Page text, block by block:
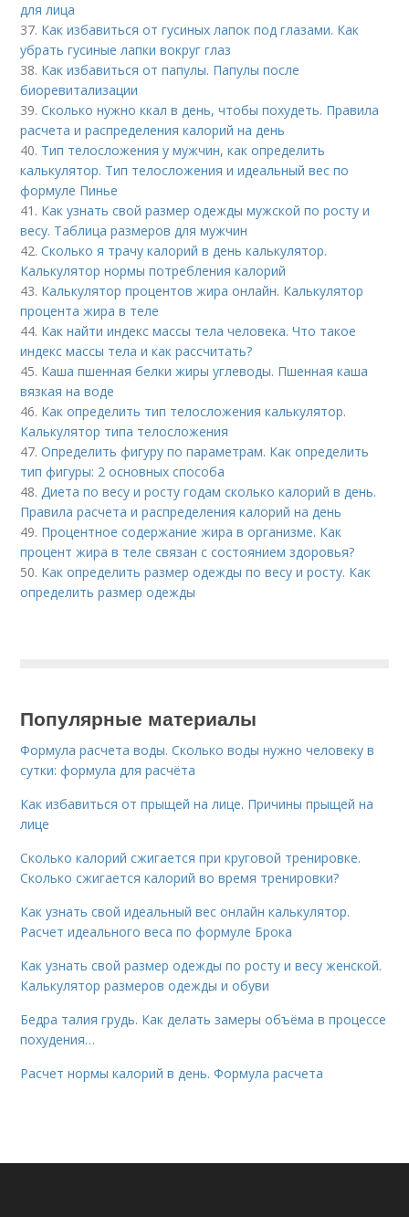
для лица
37. Как избавиться от гусиных лапок под глазами. Как
убрать гусиные лапки вокруг глаз
38. Как избавиться от папулы. Папулы после
биоревитализации
39.Сколько нужно ккал в день, чтобы похудеть. Правила
расчета и распределения калорий на день
40. Тип телосложения у мужчин, как определить
калькулятор. Тип телосложения и идеальный вес по
формуле Пинье
41. Как узнать свой размер одежды мужской по росту и
весу. Таблица размеров для мужчин
42.Сколько я трачу калорий в день калькулятор.
Калькулятор нормы потребления калорий
43. Калькулятор процентов жира онлайн. Калькулятор
процента жира в теле
44. Как найти индекс массы тела человека. Что такое
индекс массы тела и как рассчитать?
45. Каша пшенная белки жиры углеводы. Пшенная каша
вязкая на воде
46. Как определить тип телосложения калькулятор.
Калькулятор типа телосложения
47.Определить фигуру по параметрам. Как определить
тип фигуры: 2 основных способа
48.Диета по весу и росту годам сколько калорий в день.
Правила расчета и распределения калорий на день
49. Процентное содержание жира в организме. Как
процент жира в теле связан с состоянием здоровья?
50. Как определить размер одежды по весу и росту. Как
определить размер одежды
Популярные материалы
Формула расчета воды. Сколько воды нужно человеку в
сутки: формула для расчёта
Как избавиться от прыщей на лице. Причины прыщей на
лице
Сколько калорий сжигается при круговой тренировке.
Сколько сжигается калорий во время тренировки?
Как узнать свой идеальный вес онлайн калькулятор.
Расчет идеального веса по формуле Брока
Как узнать свой размер одежды по росту и весу женской.
Калькулятор размеров одежды и обуви
Бедра талия грудь. Как делать замеры объёма в процессе
похудения…
Расчет нормы калорий в день. Формула расчета